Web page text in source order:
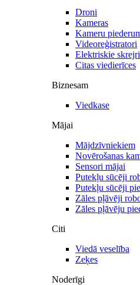
Droni
Kameras
Kameru
Videoreģistratori
Elektriskie
Citas viedierīces
Biznesam
Viedkase
Mājai
Mājdzīvniekiem
Novērošanas
Sensori mājai
Putekļu sūcēji
Putekļu sūcēji
Zāles pļāvēji
Zāles pļāvēju
Citi
Viedā veselība
Zeķes
Noderīgi